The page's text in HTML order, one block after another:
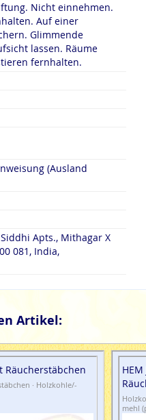
Nicht einnehmen.
Auf einer
lassen. Räume
fernhalten.
(Ausland
Apts., Mithagar X
081, India,
Artikel:
Räucherstäbchen
· Holzkohle/-
mehl